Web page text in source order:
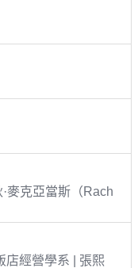
麥克亞當斯（Rach
經營學系 | 張熙